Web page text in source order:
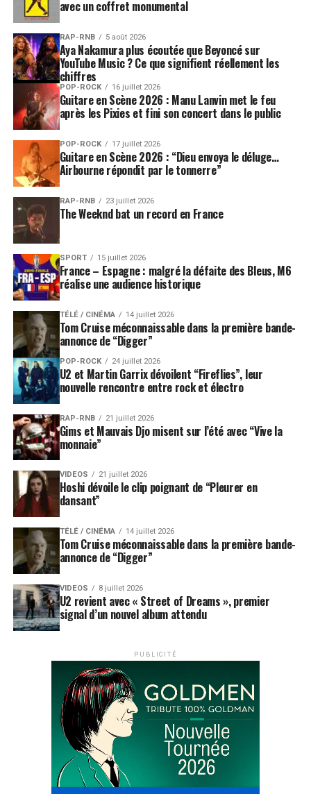
avec un coffret monumental
RAP-RNB 5 août 2026
Aya Nakamura plus écoutée que Beyoncé sur
YouTube Music ? Ce que signifient réellement les
chiffres
POP-ROCK 16 juillet 2026
Guitare en Scène 2026 : Manu Lanvin met le feu
après les Pixies et fini son concert dans le public
POP-ROCK 17 juillet 2026
Guitare en Scène 2026 : “Dieu envoya le déluge…
Airbourne répondit par le tonnerre”
RAP-RNB 23 juillet 2026
The Weeknd bat un record en France
SPORT 15 juillet 2026
France – Espagne : malgré la défaite des Bleus, M6
réalise une audience historique
TÉLÉ / CINÉMA 14 juillet 2026
Tom Cruise méconnaissable dans la première bande-
annonce de “Digger”
POP-ROCK 24 juillet 2026
U2 et Martin Garrix dévoilent “Fireflies”, leur
nouvelle rencontre entre rock et électro
RAP-RNB 21 juillet 2026
Gims et Mauvais Djo misent sur l’été avec “Vive la
monnaie”
VIDEOS 21 juillet 2026
Hoshi dévoile le clip poignant de “Pleurer en
dansant”
TÉLÉ / CINÉMA 14 juillet 2026
Tom Cruise méconnaissable dans la première bande-
annonce de “Digger”
VIDEOS 8 juillet 2026
U2 revient avec « Street of Dreams », premier
signal d’un nouvel album attendu
PUBLICITÉ